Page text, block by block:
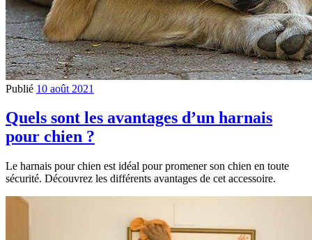
Publié 10 août 2021
Quels sont les avantages d’un harnais
pour chien ?
Le harnais pour chien est idéal pour promener son chien en toute
sécurité. Découvrez les différents avantages de cet accessoire.